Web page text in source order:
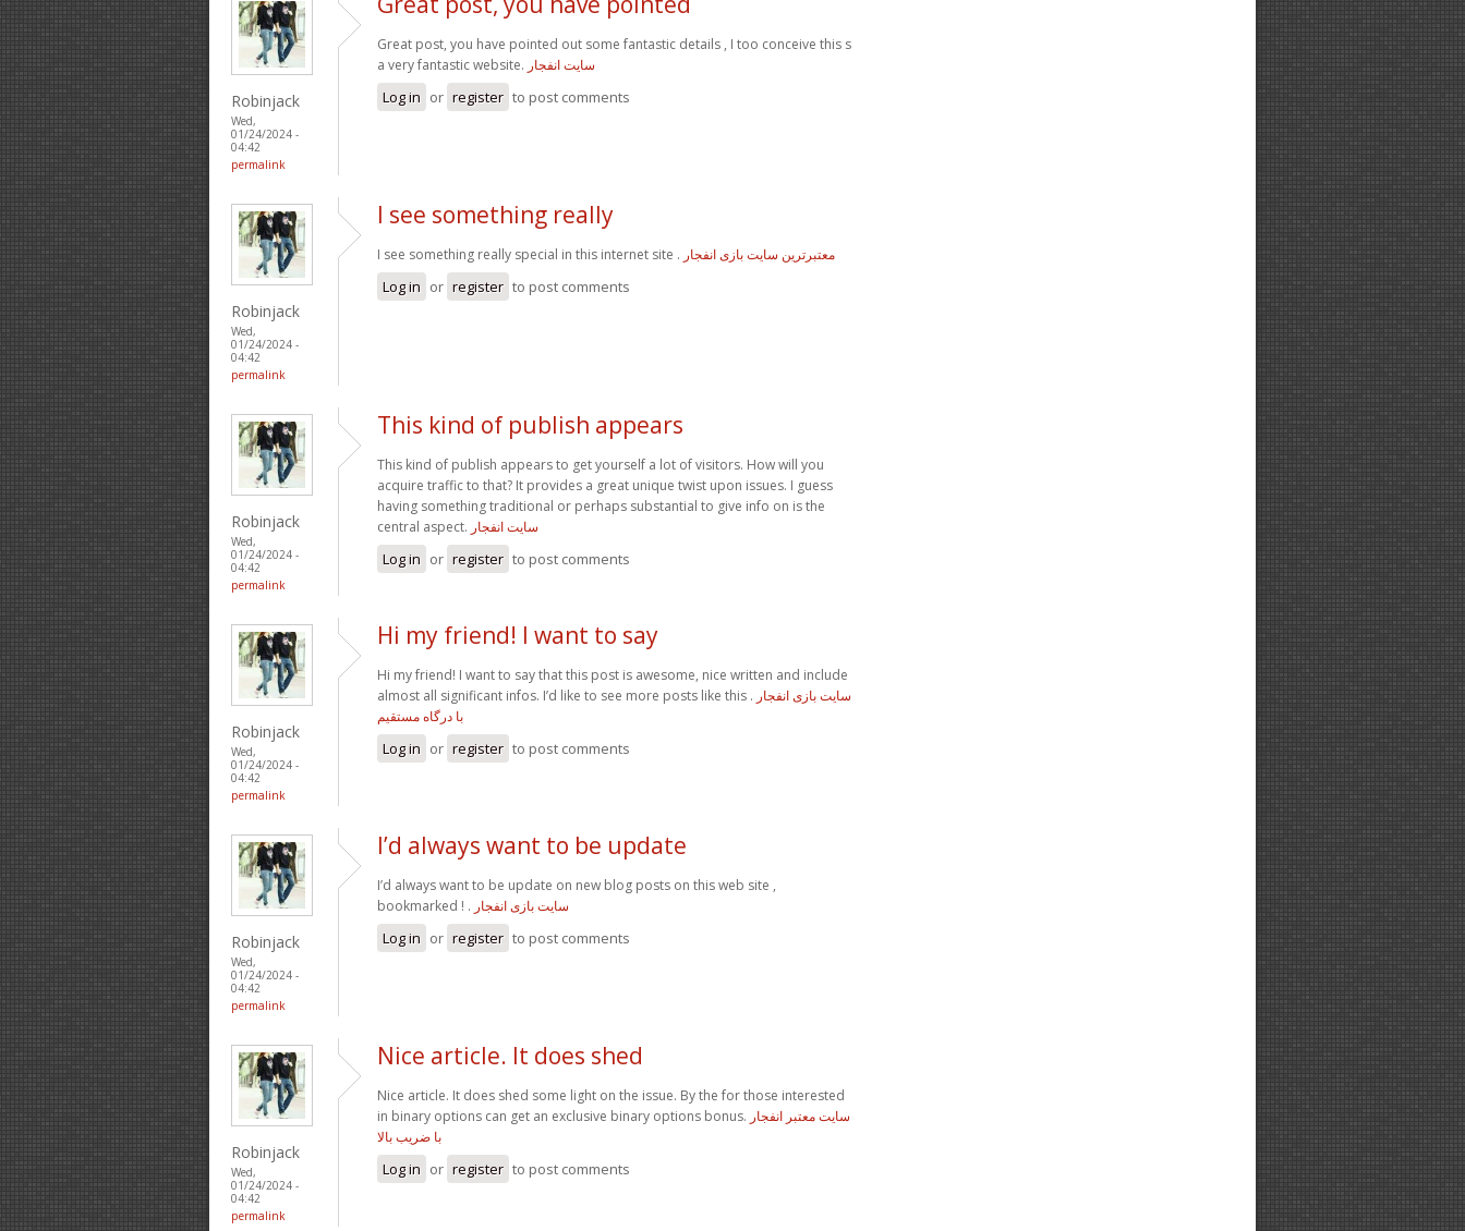
Robinjack
Wed,
01/24/2024 -
04:42
permalink
Great post, you have pointed out some fantastic details , I too conceive this s
a very fantastic website. سایت انفجار
Log in or register to post comments
Robinjack
Wed,
01/24/2024 -
04:42
permalink
I see something really
I see something really special in this internet site . معتبرترین سایت بازی انفجار
Log in or register to post comments
Robinjack
Wed,
01/24/2024 -
04:42
permalink
This kind of publish appears
This kind of publish appears to get yourself a lot of visitors. How will you
acquire traffic to that? It provides a great unique twist upon issues. I guess
having something traditional or perhaps substantial to give info on is the
central aspect. سایت انفجار
Log in or register to post comments
Robinjack
Wed,
01/24/2024 -
04:42
permalink
Hi my friend! I want to say
Hi my friend! I want to say that this post is awesome, nice written and include
almost all significant infos. I’d like to see more posts like this . سایت بازی انفجار
با درگاه مستقیم
Log in or register to post comments
Robinjack
Wed,
01/24/2024 -
04:42
permalink
I’d always want to be update
I’d always want to be update on new blog posts on this web site ,
bookmarked ! . سایت بازی انفجار
Log in or register to post comments
Robinjack
Wed,
01/24/2024 -
04:42
permalink
Nice article. It does shed
Nice article. It does shed some light on the issue. By the for those interested
in binary options can get an exclusive binary options bonus. سایت معتبر انفجار
با ضریب بالا
Log in or register to post comments